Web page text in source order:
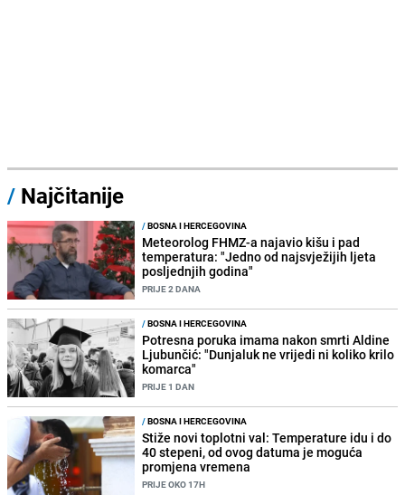
/ Najčitanije
/BOSNA I HERCEGOVINA
Meteorolog FHMZ-a najavio kišu i pad
temperatura: "Jedno od najsvježijih ljeta
posljednjih godina"
PRIJE 2 DANA
/BOSNA I HERCEGOVINA
Potresna poruka imama nakon smrti Aldine
Ljubunčić: "Dunjaluk ne vrijedi ni koliko krilo
komarca"
PRIJE 1 DAN
/BOSNA I HERCEGOVINA
Stiže novi toplotni val: Temperature idu i do
40 stepeni, od ovog datuma je moguća
promjena vremena
PRIJE OKO 17H